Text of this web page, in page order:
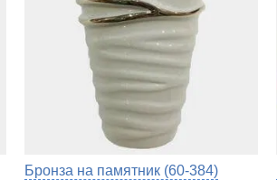
Бронза на памятник (60-384)